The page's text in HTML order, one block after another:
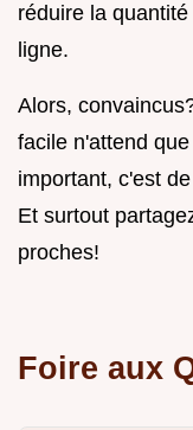
réduire la
ligne.
Alors,
facile n'attend
important, c'est
Et surtout
proches!
Foire aux